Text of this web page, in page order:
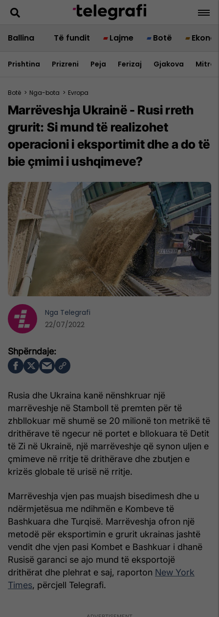
Ballina Të fundit Lajme Botë
Prishtina Prizreni Peja Ferizaj Gjakova
Botë > Nga-bota > Evropa
Marrëveshja Ukrainë - Rusi rreth
grurit: Si mund të realizohet
operacioni i eksportimit dhe a do të
bie çmimi i ushqimeve?
Rusia dhe Ukraina kanë nënshkruar një
marrëveshje në Stamboll të premten për të
zhbllokuar më shumë se 20 milionë ton metrikë të
drithërave të ngecur në portet e bllokuara të Detit
të Zi në Ukrainë, një marrëveshje që synon uljen e
çmimeve në rritje të drithërave dhe zbutjen e
krizës globale të urisë në rritje.
Marrëveshja vjen pas muajsh bisedimesh dhe u
ndërmjetësua me ndihmën e Kombeve të
Bashkuara dhe Turqisë. Marrëveshja ofron një
metodë për eksportimin e grurit ukrainas jashtë
vendit dhe vjen pasi Kombet e Bashkuar i dhanë
Rusisë garanci se ajo mund të eksportojë
drithërat dhe plehrat e saj, raporton New York
Times, përcjell Telegrafi.
Nga Telegrafi
22/07/2022